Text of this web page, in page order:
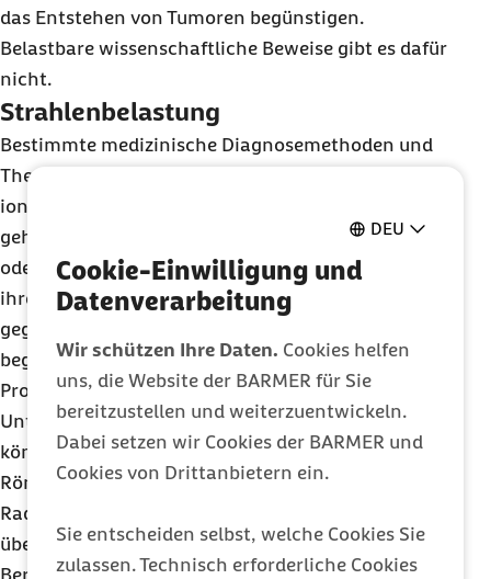
DEU
Cookie-Einwilligung und
Datenverarbeitung
Wir schützen Ihre Daten. Cookies helfen
uns, die Website der BARMER für Sie
bereitzustellen und weiterzuentwickeln.
Dabei setzen wir Cookies der BARMER und
Cookies von Drittanbietern ein.
Sie entscheiden selbst, welche Cookies Sie
zulassen. Technisch erforderliche Cookies
das Entstehen von Tumoren begünstigen.
Belastbare wissenschaftliche Beweise gibt es dafür
nicht.
Strahlenbelastung
Bestimmte medizinische Diagnosemethoden und
Therapien nutzen energiereiche, sogenannte
ionisierende Strahlung. Zu diesen Methoden
gehören beispielsweise Röntgen-Untersuchungen
oder eine Strahlentherapie gegen Tumoren. Vor
ihrem Einsatz werden Risiko und Nutzen
gegeneinander abgewogen: Ärzte sollten einem
begründeten Verdacht zwar nachgehen, unnötige
Prozeduren aber vermeiden. Doppelte
Untersuchungen, etwa durch einen Arztwechsel,
können vermieden werden, indem der Patient alte
Röntgenaufnahmen mitbringt.
Radon ist ein radioaktives Gas, das ganz natürlich
überall vorkommt. Es sammelt sich in Höhlen,